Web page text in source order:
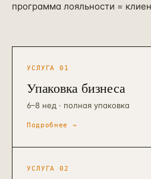
программа лояльности =
УСЛУГА01
Упаковка бизнеса
6–8 нед · полная упаковка
Подробнее →
УСЛУГА02